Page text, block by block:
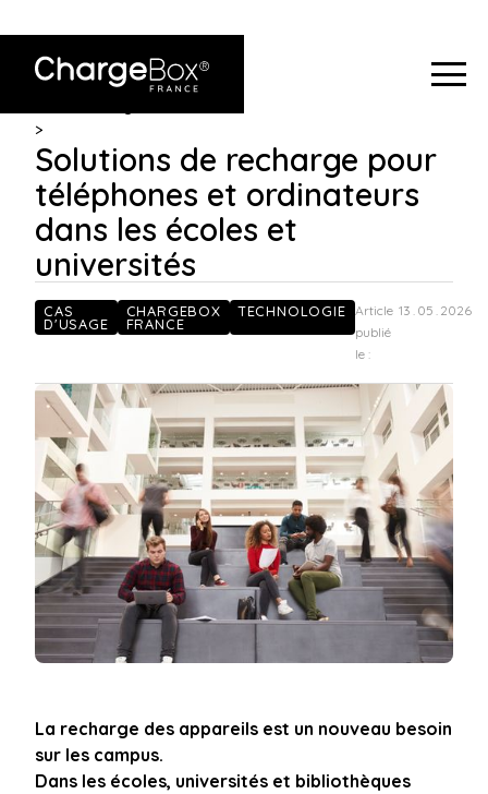
ChargeBox
>
Solutions de recharge pour téléphones et
Solutions de recharge pour
téléphones et ordinateurs
dans les écoles et
universités
CAS
D'USAGE
CHARGEBOX
FRANCE
TECHNOLOGIE Article
publié
le :
13 . 05 . 2026
La recharge des appareils est un nouveau besoin
sur les campus.
Dans les écoles, universités et bibliothèques